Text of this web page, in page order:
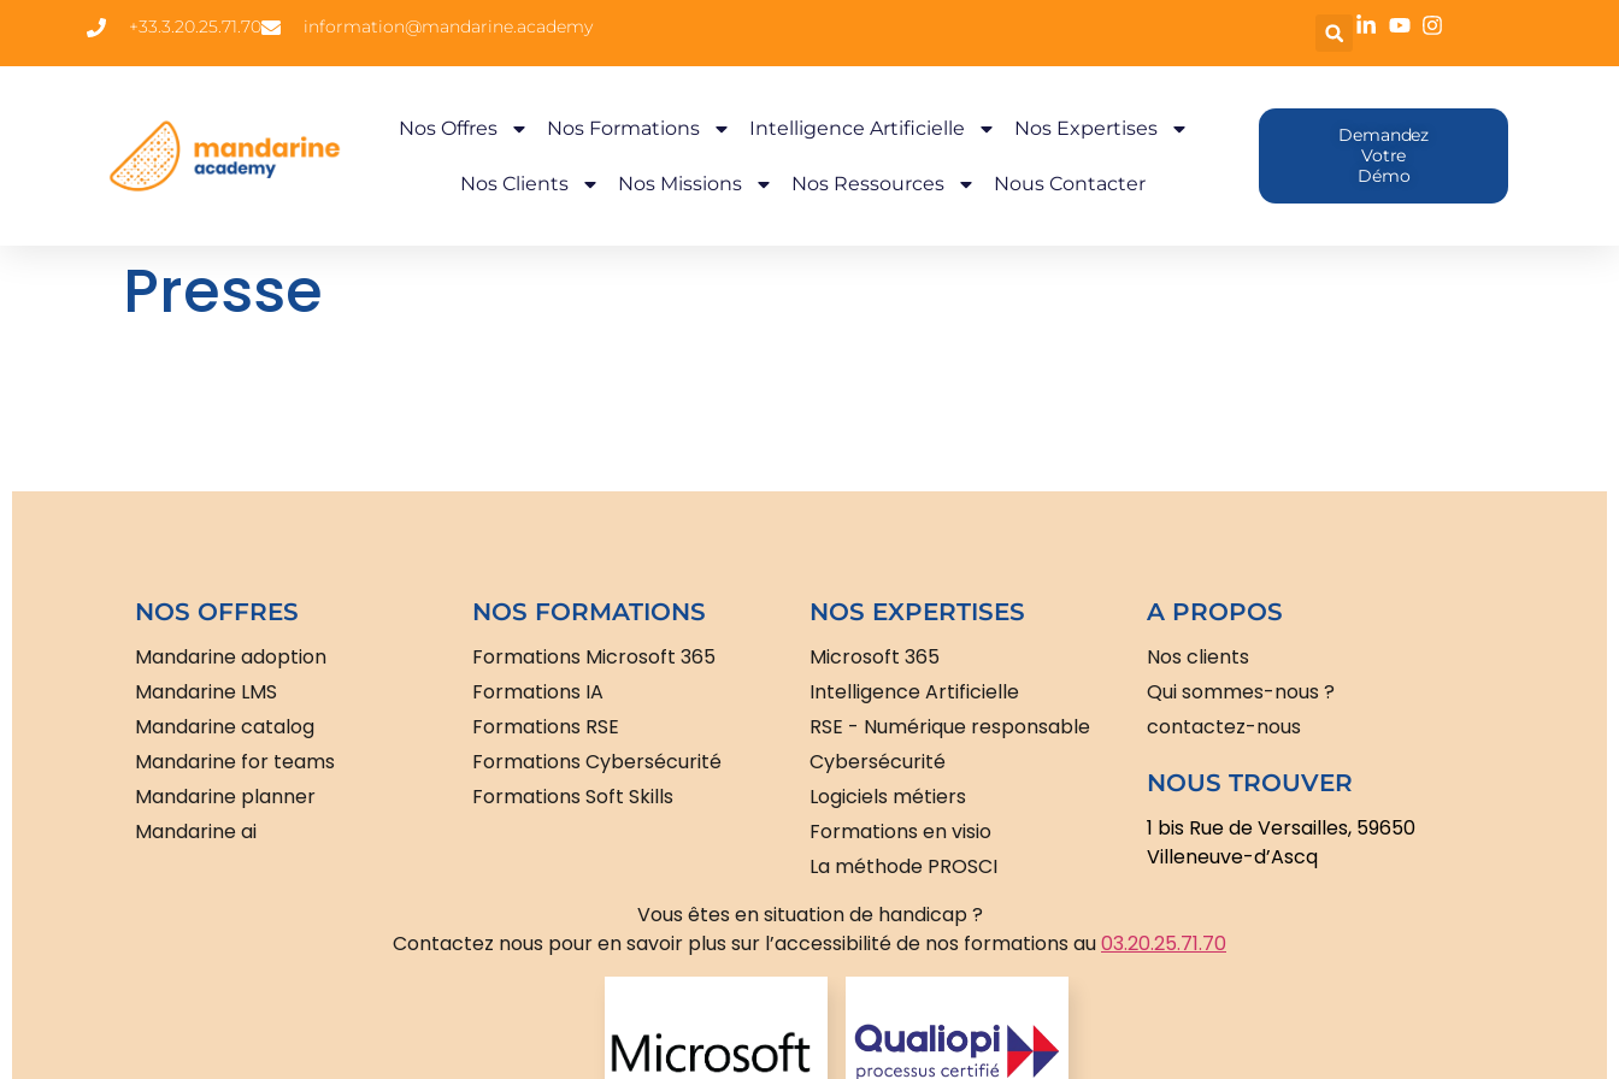
+33.3.20.25.71.70 information@mandarine.academy
Nos Offres Nos Formations Intelligence Artificielle Nos Expertises
Nos Clients Nos Missions Nos Ressources Nous Contacter
Demandez
Votre
Démo
Presse
NOS OFFRES
Mandarine adoption
Mandarine LMS
Mandarine catalog
Mandarine for teams
Mandarine planner
Mandarine ai
NOS FORMATIONS
Formations Microsoft 365
Formations IA
Formations RSE
Formations Cybersécurité
Formations Soft Skills
NOS EXPERTISES
Microsoft 365
Intelligence Artificielle
RSE - Numérique responsable
Cybersécurité
Logiciels métiers
Formations en visio
La méthode PROSCI
A PROPOS
Nos clients
Qui sommes-nous ?
contactez-nous
NOUS TROUVER
1 bis Rue de Versailles, 59650
Villeneuve-d’Ascq
Vous êtes en situation de handicap ?
Contactez nous pour en savoir plus sur l’accessibilité de nos formations au03.20.25.71.70